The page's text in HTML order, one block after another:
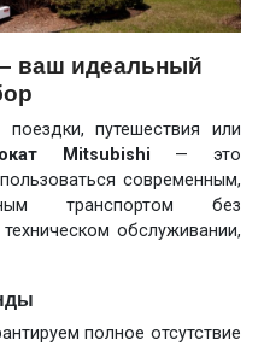
ваш идеальный
путешествия или
Mitsubishi — это
современным,
транспортом без
обслуживании,
полное отсутствие